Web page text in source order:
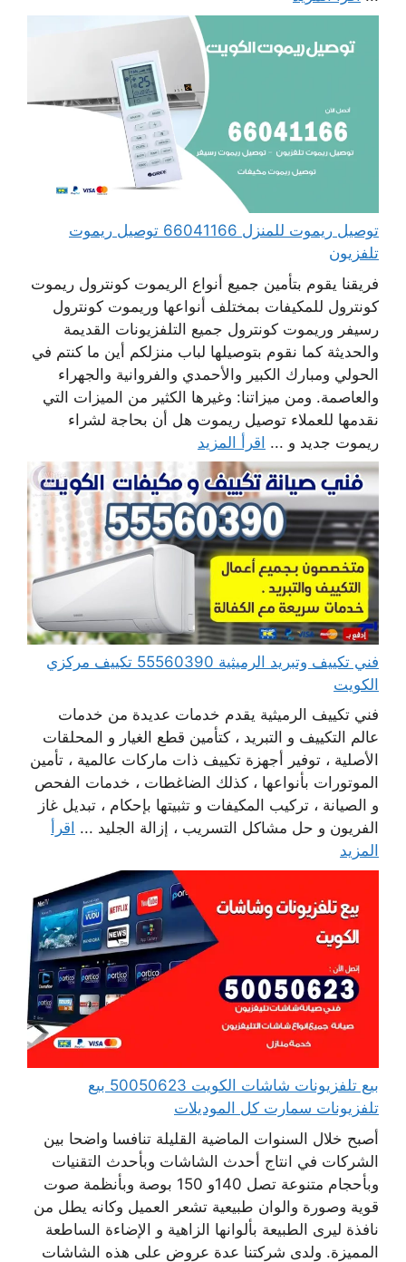
توصيل ريموت للمنزل 66041166 توصيل ريموت
تلفزيون
فريقنا يقوم بتأمين جميع أنواع الريموت كونترول ريموت
كونترول للمكيفات بمختلف أنواعها وريموت كونترول
رسيفر وريموت كونترول جميع التلفزيونات القديمة
والحديثة كما نقوم بتوصيلها لباب منزلكم أين ما كنتم في
الحولي ومبارك الكبير والأحمدي والفروانية والجهراء
والعاصمة. ومن ميزاتنا: وغيرها الكثير من الميزات التي
نقدمها للعملاء توصيل ريموت هل أن بحاجة لشراء
ريموت جديد و ... اقرأ المزيد
فني تكييف وتبريد الرميثية 55560390 تكييف مركزي
الكويت
فني تكييف الرميثية يقدم خدمات عديدة من خدمات
عالم التكييف و التبريد ، كتأمين قطع الغيار و المحلقات
الأصلية ، توفير أجهزة تكييف ذات ماركات عالمية ، تأمين
الموتورات بأنواعها ، كذلك الضاغطات ، خدمات الفحص
و الصيانة ، تركيب المكيفات و تثبيتها بإحكام ، تبديل غاز
الفريون و حل مشاكل التسريب ، إزالة الجليد ... اقرأ
المزيد
بيع تلفزيونات شاشات الكويت 50050623 بيع
تلفزيونات سمارت كل الموديلات
أصبح خلال السنوات الماضية القليلة تنافسا واضحا بين
الشركات في انتاج أحدث الشاشات وبأحدث التقنيات
وبأحجام متنوعة تصل 140و 150 بوصة وبأنظمة صوت
قوية وصورة والوان طبيعية تشعر العميل وكانه يطل من
نافذة ليرى الطبيعة بألوانها الزاهية و الإضاءة الساطعة
المميزة. ولدى شركتنا عدة عروض على هذه الشاشات